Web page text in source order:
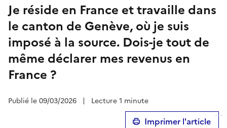
Je réside en France et travaille dans
le canton de Genève, où je suis
imposé à la source. Dois-je tout de
même déclarer mes revenus en
France ?
Publié le 09/03/2026 | Lecture 1 minute
Imprimer l'article